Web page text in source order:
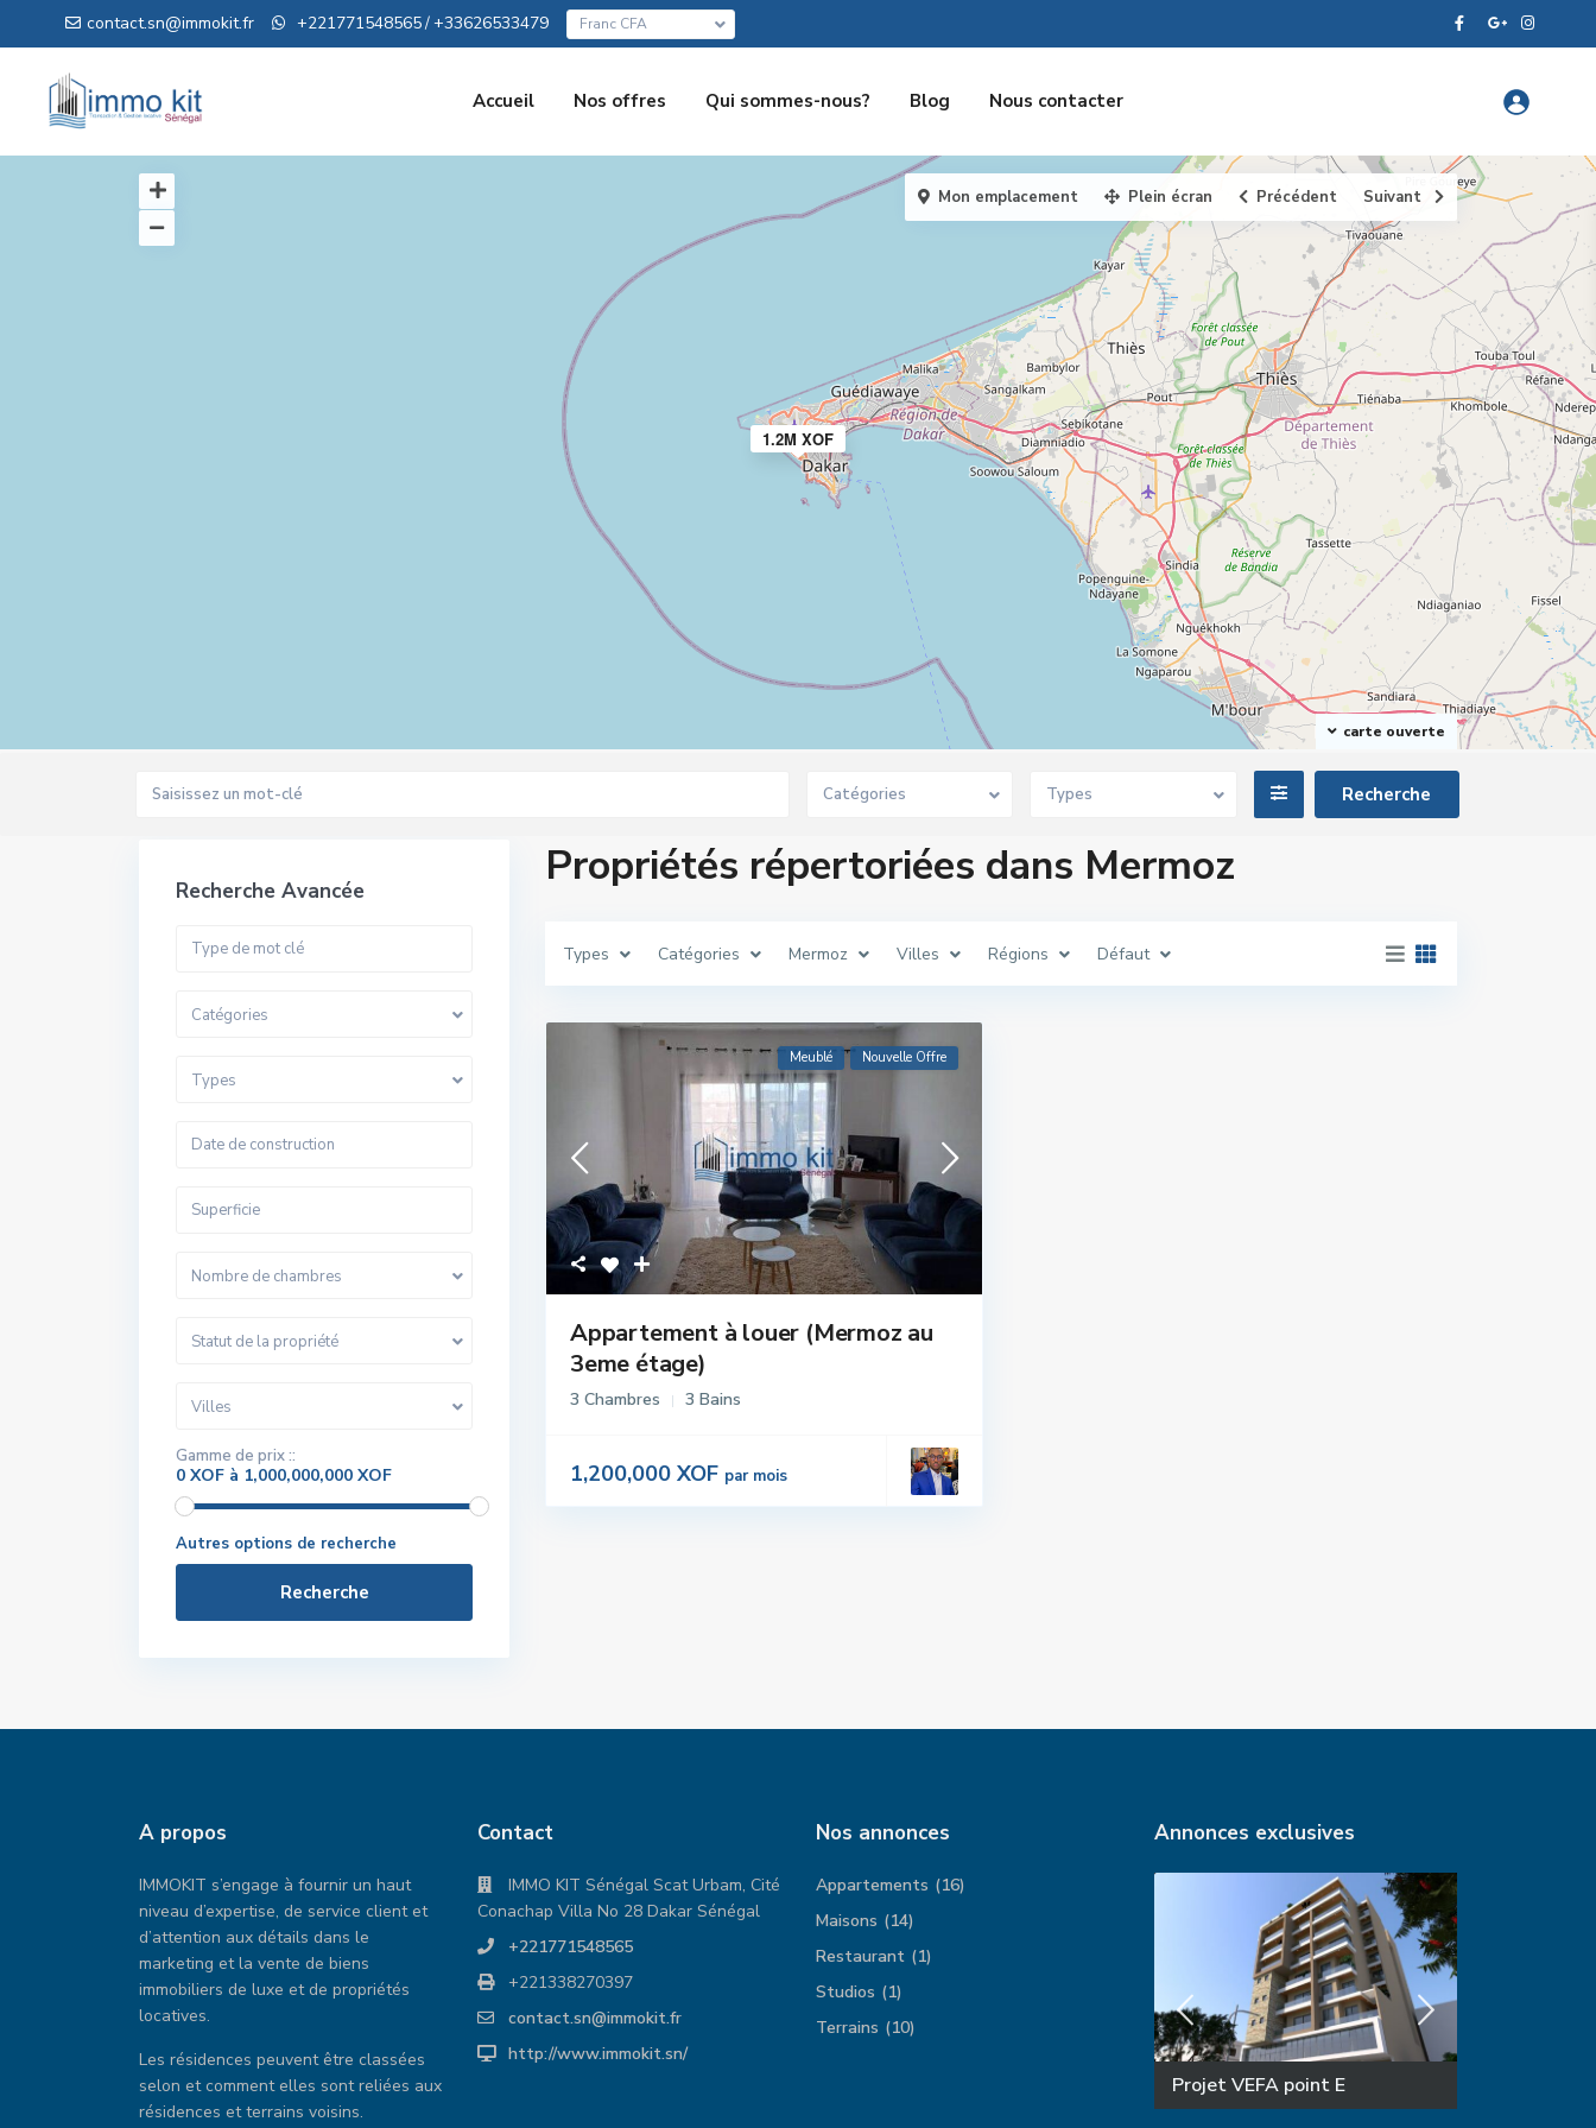
contact.sn@immokit.fr +221771548565/+33626533479 Franc CFA
Accueil Nos offres Qui sommes-nous? Blog Nous contacter
1.2M XOF
carte ouverte
Mon emplacement Plein écran Précédent Suivant
Catégories Types
Propriétés répertoriées dans Mermoz
Types Catégories Mermoz Villes Régions Défaut
Meublé Nouvelle Offre
Appartement à louer (Mermoz au
3eme étage)
3 Chambres 3 Bains
1,200,000 XOF par mois
Recherche Avancée
Catégories
Types
Nombre de chambres
Statut de la propriété
Villes
Gamme de prix ::
0 XOF à 1,000,000,000 XOF
Autres options de recherche
Recherche
A propos
IMMOKIT s’engage à fournir un haut
niveau d’expertise, de service client et
d’attention aux détails dans le
marketing et la vente de biens
immobiliers de luxe et de propriétés
locatives.
Les résidences peuvent être classées
selon et comment elles sont reliées aux
résidences et terrains voisins.
Contact
IMMO KIT Sénégal Scat Urbam, Cité
Conachap Villa No 28 Dakar Sénégal
+221771548565
+221338270397
contact.sn@immokit.fr
http://www.immokit.sn/
Nos annonces
Appartements (16)
Maisons (14)
Restaurant (1)
Studios (1)
Terrains (10)
Annonces exclusives
vendre en 2ème ligne
Villa à vendre à HLM LAS
PALMAS Guediawaye
Projet VEFA point E